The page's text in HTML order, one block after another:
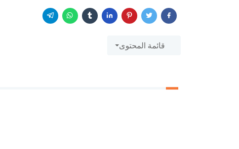
قائمة المحتوى